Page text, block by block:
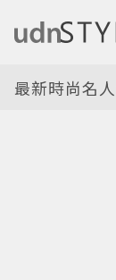
最新時尚名人